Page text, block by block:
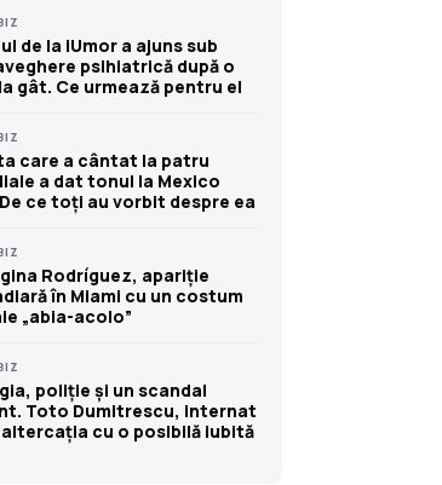
de la iUmor a ajuns sub
psihiatrică după o
gât. Ce urmează pentru el
care a cântat la patru
a dat tonul la Mexico
ce toți au vorbit despre ea
Rodríguez, apariție
în Miami cu un costum
„abia-acolo”
poliție și un scandal
Toto Dumitrescu, internat
altercația cu o posibilă iubită